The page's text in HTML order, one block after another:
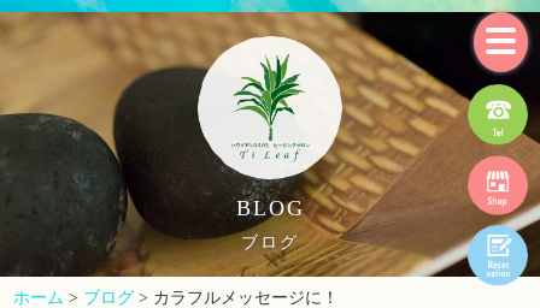
BLOG
ブログ
ホーム > ブログ > カラフルメッセージに！